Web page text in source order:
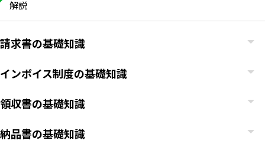
解説
請求書の基礎知識
インボイス制度の基礎知識
領収書の基礎知識
納品書の基礎知識